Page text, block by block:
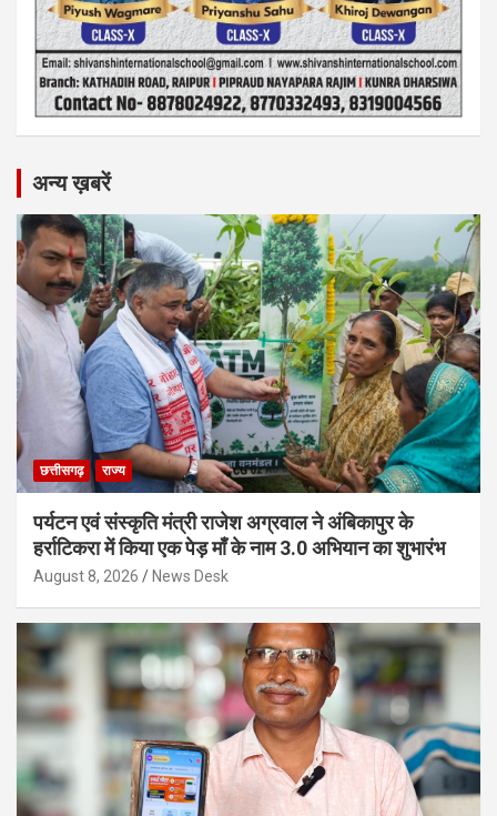
अन्य ख़बरें
छत्तीसगढ़ राज्य
पर्यटन एवं संस्कृति मंत्री राजेश अग्रवाल ने अंबिकापुर के
हर्राटिकरा में किया एक पेड़ माँ के नाम 3.0 अभियान का शुभारंभ
August 8, 2026 News Desk